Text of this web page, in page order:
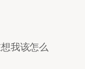
我该怎么